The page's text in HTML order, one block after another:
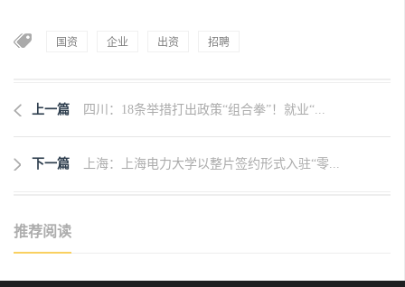
国资 企业 出资 招聘
上一篇 四川：18条举措打出政策“组合拳”！就业“...
下一篇 上海：上海电力大学以整片签约形式入驻“零...
推荐阅读